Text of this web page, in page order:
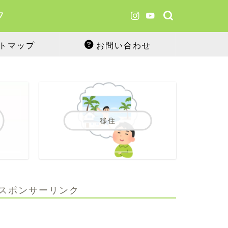
マップ お問い合わせ
移住
ポンサーリンク